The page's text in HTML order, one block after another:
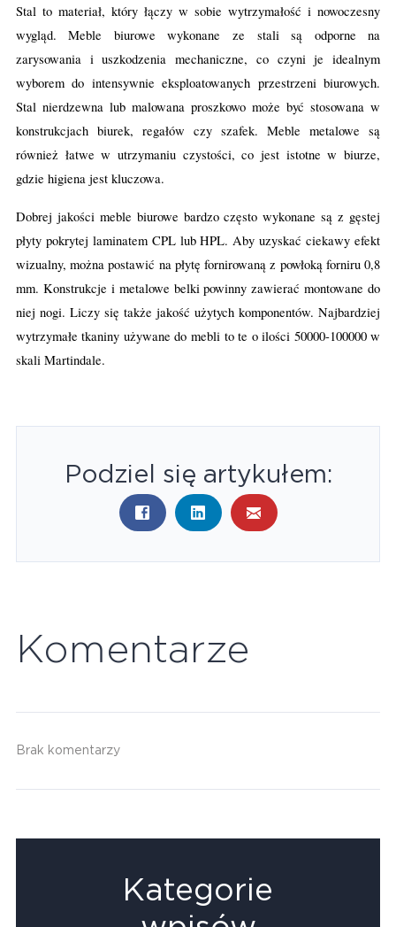
Stal to materiał, który łączy w sobie wytrzymałość i nowoczesny
wygląd. Meble biurowe wykonane ze stali są odporne na
zarysowania i uszkodzenia mechaniczne, co czyni je idealnym
wyborem do intensywnie eksploatowanych przestrzeni biurowych.
Stal nierdzewna lub malowana proszkowo może być stosowana w
konstrukcjach biurek, regałów czy szafek. Meble metalowe są
również łatwe w utrzymaniu czystości, co jest istotne w biurze,
gdzie higiena jest kluczowa.
Dobrej jakości meble biurowe bardzo często wykonane są z gęstej
płyty pokrytej laminatem CPL lub HPL. Aby uzyskać ciekawy efekt
wizualny, można postawić na płytę fornirowaną z powłoką forniru 0,8
mm. Konstrukcje i metalowe belki powinny zawierać montowane do
niej nogi. Liczy się także jakość użytych komponentów. Najbardziej
wytrzymałe tkaniny używane do mebli to te o ilości 50000-100000 w
skali Martindale.
Podziel się artykułem:
Komentarze
Brak komentarzy
Kategorie